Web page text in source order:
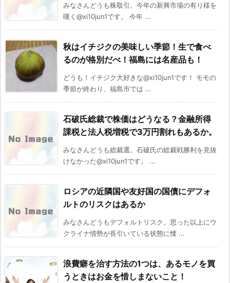
みなさんどうも株取引。今年の新興市場の有り様を
嘆く@xi10jun1です。 今年 ...
秋はイチジクの美味しい季節！生で食べ
るのが格別だべ！福島には名産品も！
どうも！イチジク大好きな@xi10jun1です！ モモの
季節が終わり、福島市では ...
石破氏総裁で株価はどうなる？金融所得
課税と法人税増税で3万円割れもあるか。
みなさんどうも総裁選。石破氏の総裁戦勝利を見抜
けなかった@xi10jun1です。 ...
ロシアの近隣国や友好国の国債にデフォ
ルトのリスクはあるか
みなさんどうもデフォルトリスク。思った以上にウ
クライナ情勢が長引いている状態に慄 ...
浪費癖を治す方法の1つは、あるモノを買
うときはお金を惜しまないこと！